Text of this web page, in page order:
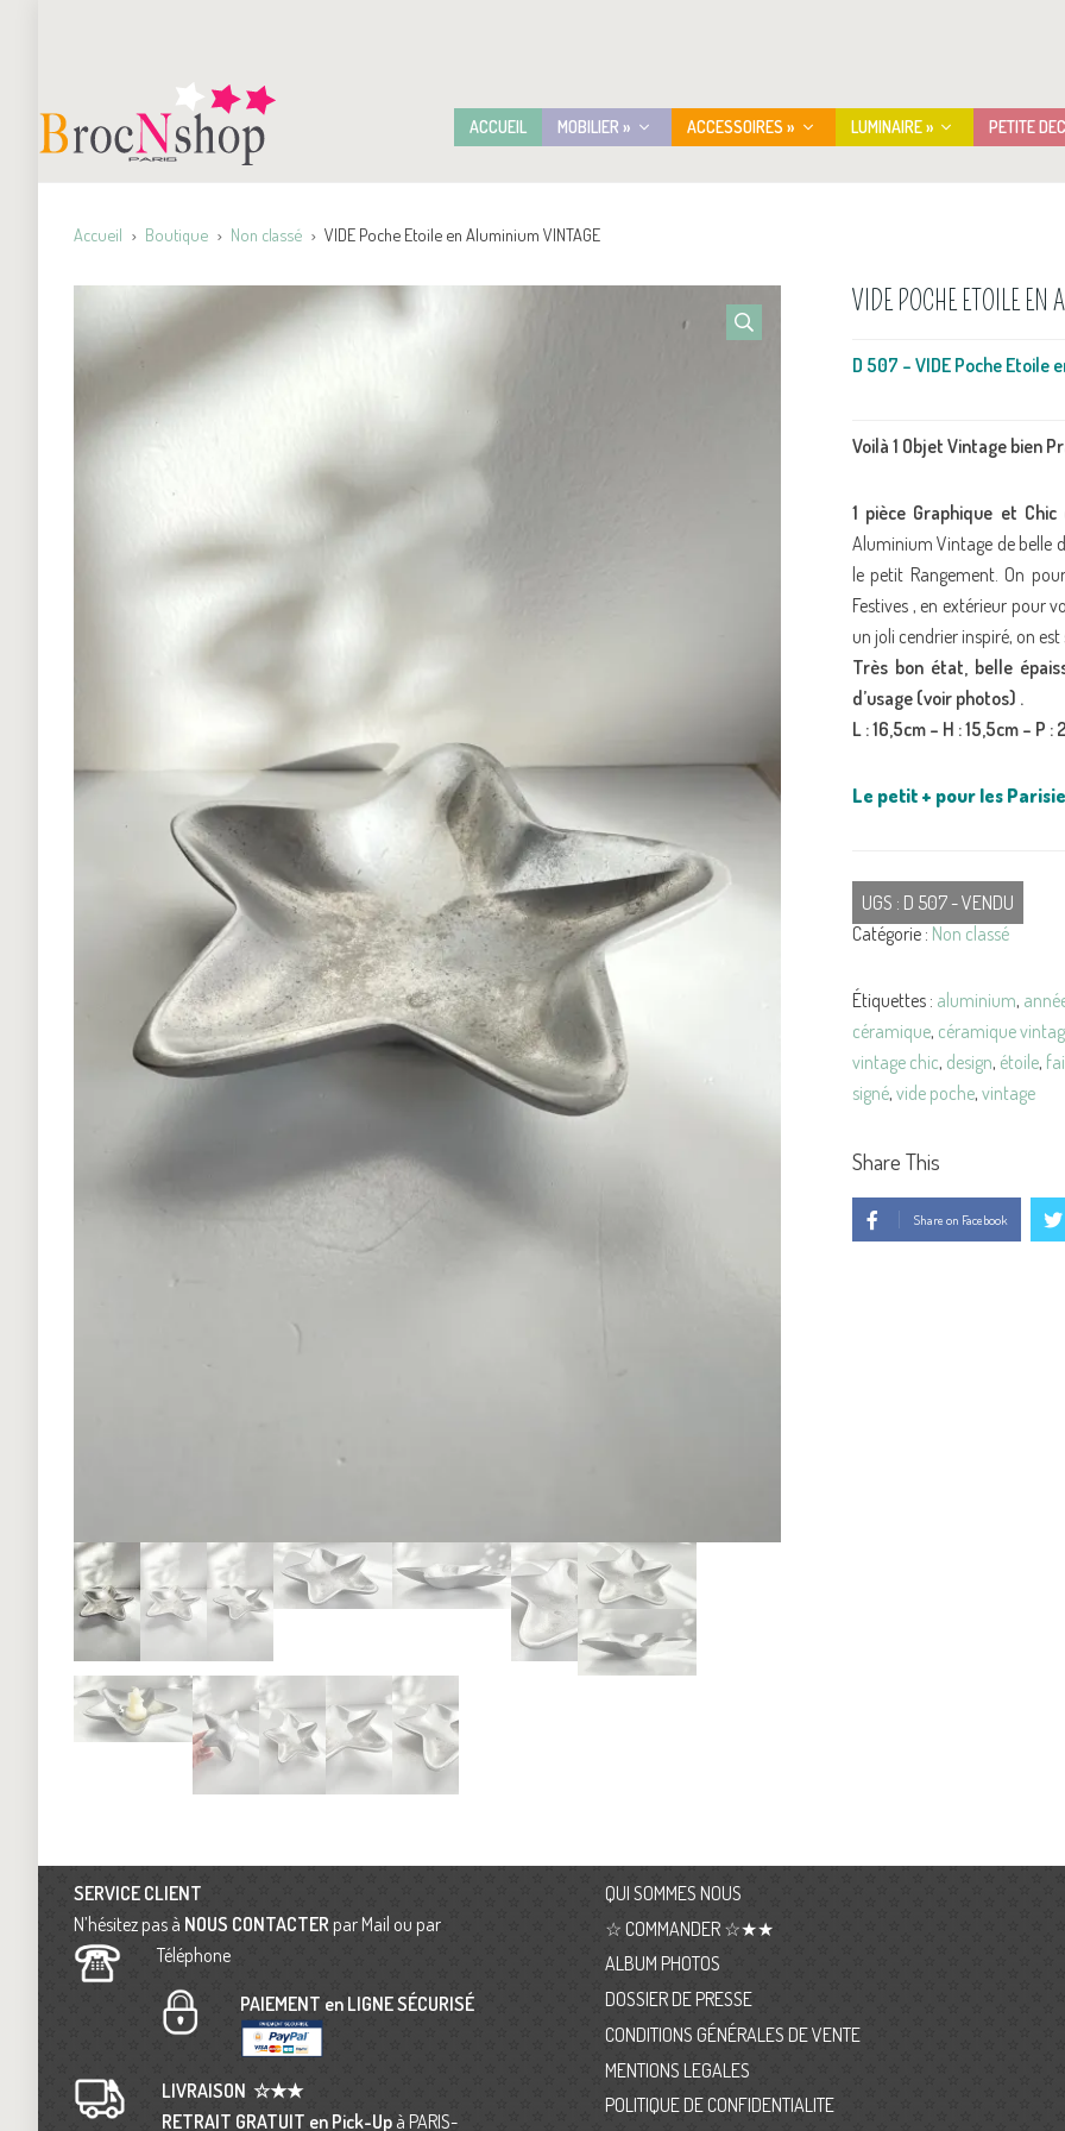
ACCUEIL MOBILIER » ACCESSOIRES » LUMINAIRE » PETITE
Accueil Boutique Non classé VIDE Poche Etoile en Aluminium VINTAGE
VIDE POCHE ETOILE
D 507 – VIDE Poche Etoile
Voilà 1 Objet Vintage bien
1 pièce Graphique et
Aluminium Vintage de belle
le petit Rangement. On
Festives , en extérieur pour
un joli cendrier inspiré, on
Très bon état, belle
d’usage (voir photos) .
L : 16,5cm – H : 15,5cm – P
Le petit + pour les
UGS : D 507 - VENDU
Catégorie : Non classé
Étiquettes : aluminium,
céramique, céramique
vintage chic, design, étoile,
signé, vide poche, vintage
Share This
Share on Facebook
SERVICE CLIENT
N’hésitez pas à NOUS CONTACTER par Mail ou par
Téléphone
PAIEMENT en LIGNE SÉCURISÉ
LIVRAISON ☆★★
RETRAIT GRATUIT en Pick-Up à PARIS-
QUI SOMMES NOUS
☆ COMMANDER ☆★★
ALBUM PHOTOS
DOSSIER DE PRESSE
CONDITIONS GÉNÉRALES DE VENTE
MENTIONS LEGALES
POLITIQUE DE CONFIDENTIALITE